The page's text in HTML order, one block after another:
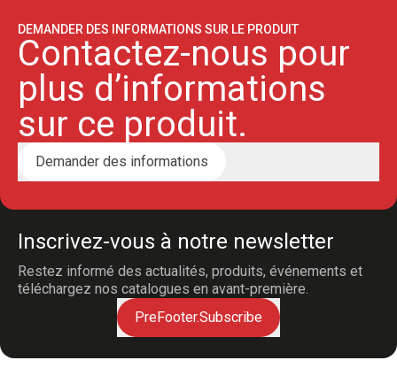
DEMANDER DES INFORMATIONS SUR LE PRODUIT
Contactez-nous pour
plus d’informations
sur ce produit.
Demander des informations
Inscrivez-vous à notre newsletter
Restez informé des actualités, produits, événements et
téléchargez nos catalogues en avant-première.
PreFooter.Subscribe